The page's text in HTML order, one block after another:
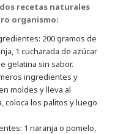
recetas naturales
organismo:
200 gramos de
1 cucharada de azúcar
gelatina sin sabor.
ingredientes y
moldes y lleva al
coloca los palitos y luego
1 naranja o pomelo,